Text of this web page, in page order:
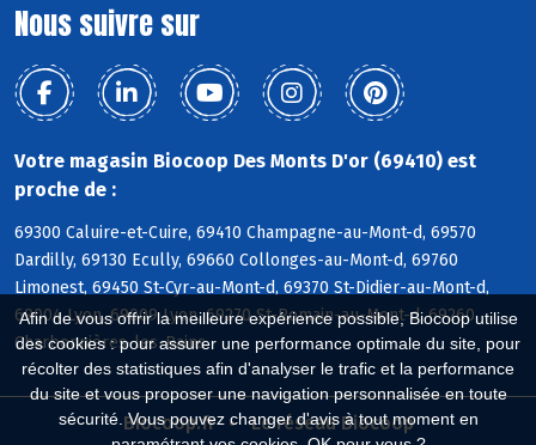
Afin de vous offrir la meilleure expérience possible, Biocoop utilise
des cookies : pour assurer une performance optimale du site, pour
récolter des statistiques afin d'analyser le trafic et la performance
du site et vous proposer une navigation personnalisée en toute
sécurité. Vous pouvez changer d'avis à tout moment en
Nous suivre sur
Votre magasin Biocoop Des Monts D'or (69410) est
proche de :
69300 Caluire-et-Cuire, 69410 Champagne-au-Mont-d, 69570
Dardilly, 69130 Ecully, 69660 Collonges-au-Mont-d, 69760
Limonest, 69450 St-Cyr-au-Mont-d, 69370 St-Didier-au-Mont-d,
69004 Lyon, 69009 Lyon, 69270 St-Romain-au-Mont-d, 69260
Charbonnières-les-Bains
Biocoop.fr Le réseau Biocoop